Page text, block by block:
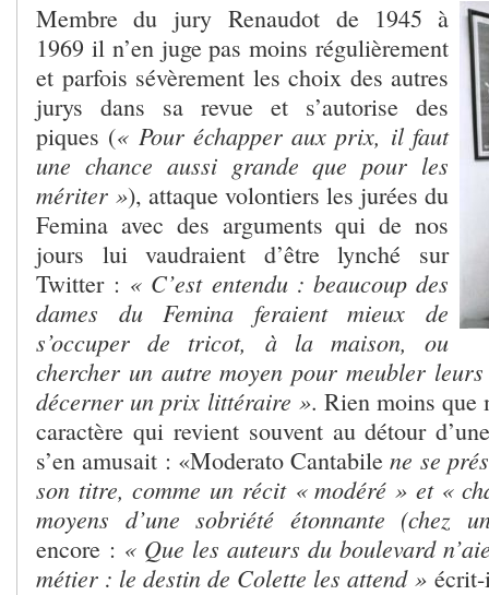
Membre du jury Renaudot de 1945 à
1969 il n’en juge pas moins régulièrement
et parfois sévèrement les choix des autres
jurys dans sa revue et s’autorise des
piques (« Pour échapper aux prix, il faut
une chance aussi grande que pour les
mériter »), attaque volontiers les jurées du
Femina avec des arguments qui de nos
jours lui vaudraient d’être lynché sur
Twitter : « C’est entendu : beaucoup des
dames du Femina feraient mieux de
s’occuper de tricot, à la maison, ou
chercher un autre moyen pour meubler
décerner un prix littéraire ». Rien moins que
caractère qui revient souvent au détour
s’en amusait : «Moderato Cantabile ne se
son titre, comme un récit « modéré » et «
moyens d’une sobriété étonnante (chez
encore : « Que les auteurs du boulevard
métier : le destin de Colette les attend »